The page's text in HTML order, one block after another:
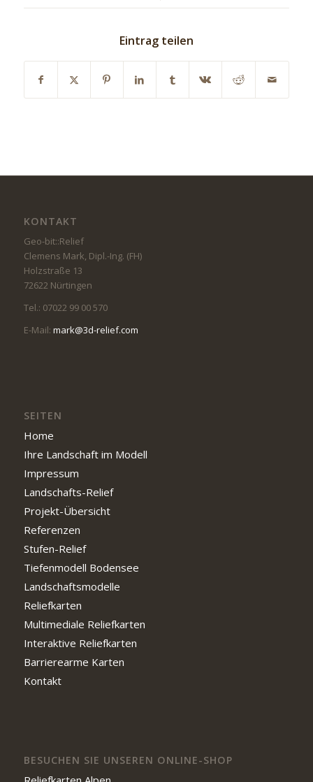
Eintrag teilen
KONTAKT
Geo-bit::Relief
Clemens Mark, Dipl.-Ing. (FH)
Holzstraße 13
72622 Nürtingen
Tel.: 07022 99 00 570
E-Mail: mark@3d-relief.com
SEITEN
Home
Ihre Landschaft im Modell
Impressum
Landschafts-Relief
Projekt-Übersicht
Referenzen
Stufen-Relief
Tiefenmodell Bodensee
Landschaftsmodelle
Reliefkarten
Multimediale Reliefkarten
Interaktive Reliefkarten
Barrierearme Karten
Kontakt
BESUCHEN SIE UNSEREN ONLINE-SHOP